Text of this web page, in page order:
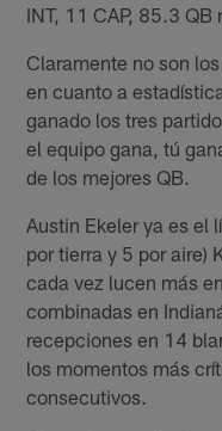
INT, 11 CAP, 85.3 QB
Claramente no son
en cuanto a
ganado los tres
el equipo gana, tú
de los mejores QB.
Austin Ekeler ya es el
por tierra y 5 por aire)
cada vez lucen más
combinadas en
recepciones en 14
los momentos más
consecutivos.